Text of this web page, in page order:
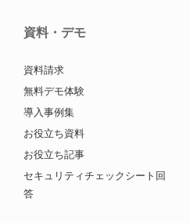
資料・デモ
資料請求
無料デモ体験
導入事例集
お役立ち資料
お役立ち記事
セキュリティチェックシート回
答